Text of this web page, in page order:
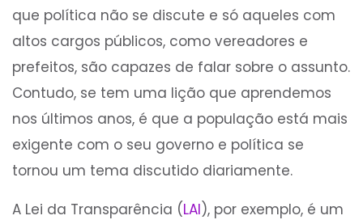
que política não se discute e só aqueles com
altos cargos públicos, como vereadores e
prefeitos, são capazes de falar sobre o assunto.
Contudo, se tem uma lição que aprendemos
nos últimos anos, é que a população está mais
exigente com o seu governo e política se
tornou um tema discutido diariamente.
A Lei da Transparência (LAI), por exemplo, é um